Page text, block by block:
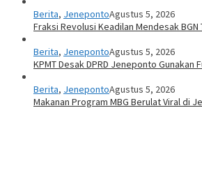
Berita, JenepontoAgustus 5, 2026
Fraksi Revolusi Keadilan Mendesak
Berita, JenepontoAgustus 5, 2026
KPMT Desak DPRD Jeneponto Gunakan
Berita, JenepontoAgustus 5, 2026
Makanan Program MBG Berulat Viral di